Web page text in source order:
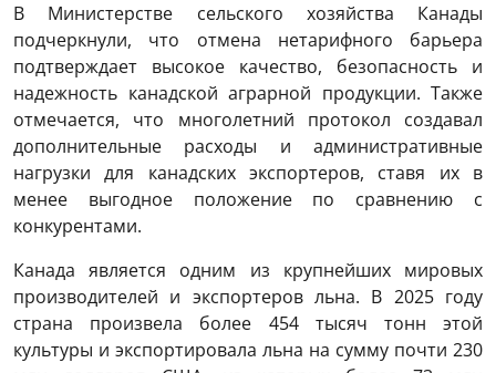
В Министерстве сельского хозяйства Канады
подчеркнули, что отмена нетарифного барьера
подтверждает высокое качество, безопасность и
надежность канадской аграрной продукции. Также
отмечается, что многолетний протокол создавал
дополнительные расходы и административные
нагрузки для канадских экспортеров, ставя их в
менее выгодное положение по сравнению с
конкурентами.
Канада является одним из крупнейших мировых
производителей и экспортеров льна. В 2025 году
страна произвела более 454 тысяч тонн этой
культуры и экспортировала льна на сумму почти 230